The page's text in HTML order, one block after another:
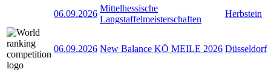
06.09.2026
Mittelhessische
Langstaffelmeisterschaften
Herbstein
06.09.2026 New Balance KÖ MEILE 2026 Düsseldorf